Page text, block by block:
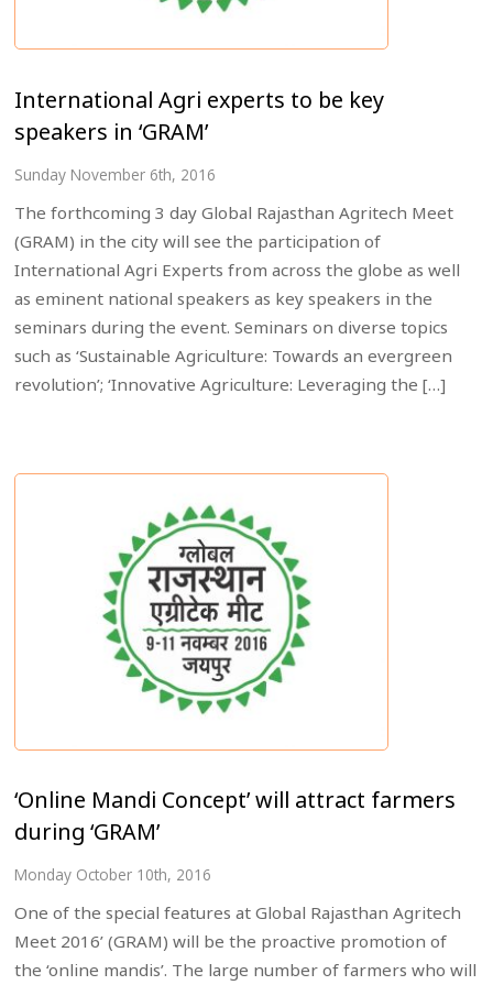
International Agri experts to be key
speakers in ‘GRAM’
Sunday November 6th, 2016
The forthcoming 3 day Global Rajasthan Agritech Meet
(GRAM) in the city will see the participation of
International Agri Experts from across the globe as well
as eminent national speakers as key speakers in the
seminars during the event. Seminars on diverse topics
such as ‘Sustainable Agriculture: Towards an evergreen
revolution’; ‘Innovative Agriculture: Leveraging the […]
‘Online Mandi Concept’ will attract farmers
during ‘GRAM’
Monday October 10th, 2016
One of the special features at Global Rajasthan Agritech
Meet 2016’ (GRAM) will be the proactive promotion of
the ‘online mandis’. The large number of farmers who will